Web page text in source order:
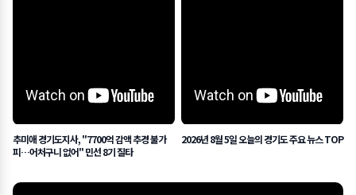
추미애 경기도지사, "7700억 감액 추경 불가
피…어처구니 없어" 민선 8기 질타
2026년 8월 5일 오늘의 경기도 주요 뉴스 TOP